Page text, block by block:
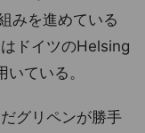
みを進めている
ドイツのHelsing
ている。
グリペンが勝手